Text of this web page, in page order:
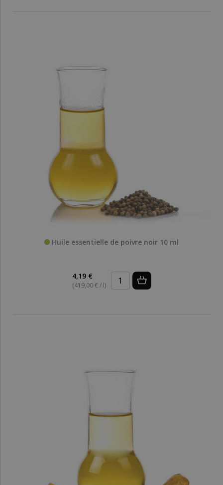
Huile essentielle de poivre noir 10 ml
4,19 €
(419,00 € / l)